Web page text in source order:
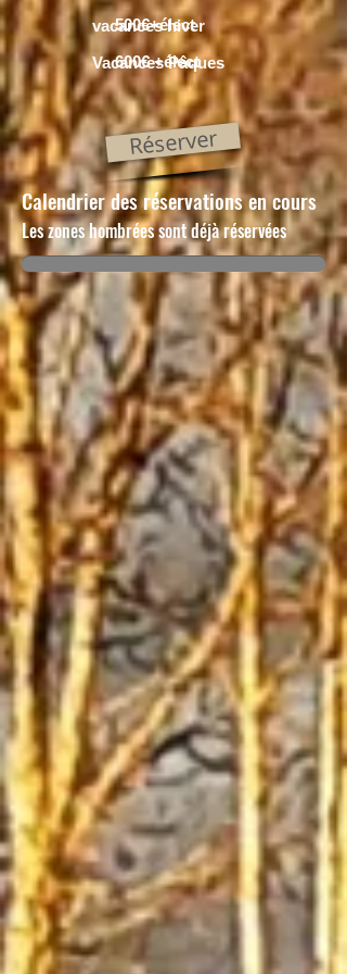
vacances hiver
Vacances Pâques
500€+élect
600€ +élect
Réserver
Calendrier des réservations en cours
Les zones hombrées sont déjà réservées